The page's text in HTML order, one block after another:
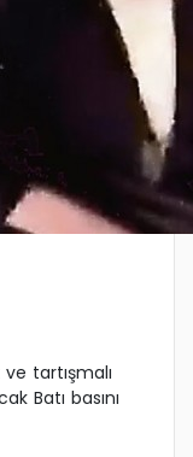
tartışmalı
Batı basını